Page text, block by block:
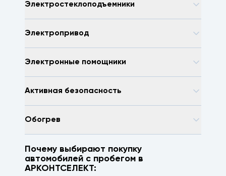
Электростеклоподъемники
Электропривод
Электронные помощники
Активная безопасность
Обогрев
Почему выбирают покупку
автомобилей с пробегом в
АРКОНТСЕЛЕКТ: